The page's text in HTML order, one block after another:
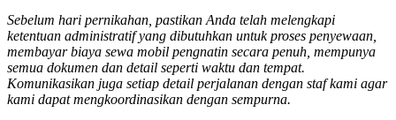
Sebelum hari pernikahan, pastikan Anda telah melengkapi
ketentuan administratif yang dibutuhkan untuk proses penyewaan,
membayar biaya sewa mobil pengnatin secara penuh, mempunya
semua dokumen dan detail seperti waktu dan tempat.
Komunikasikan juga setiap detail perjalanan dengan staf kami agar
kami dapat mengkoordinasikan dengan sempurna.